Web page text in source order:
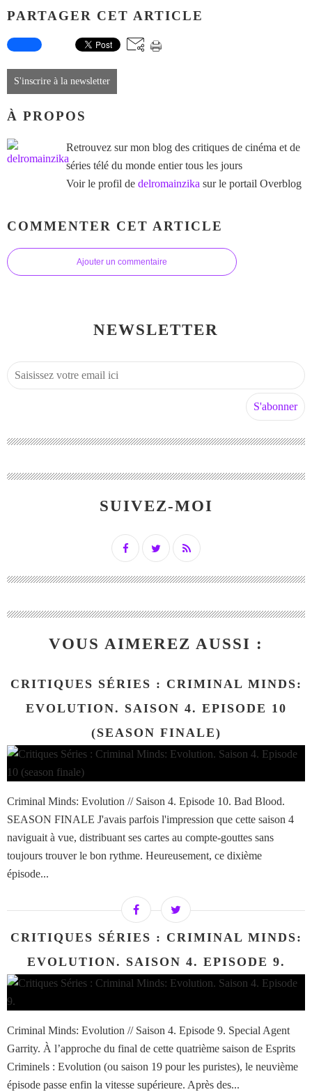
PARTAGER CET ARTICLE
S'inscrire à la newsletter
À PROPOS
Retrouvez sur mon blog des critiques de cinéma et de
séries télé du monde entier tous les jours
Voir le profil de delromainzika sur le portail Overblog
COMMENTER CET ARTICLE
Ajouter un commentaire
NEWSLETTER
SUIVEZ-MOI
VOUS AIMEREZ AUSSI :
CRITIQUES SÉRIES : CRIMINAL MINDS:
EVOLUTION. SAISON 4. EPISODE 10
(SEASON FINALE)
Criminal Minds: Evolution // Saison 4. Episode 10. Bad Blood.
SEASON FINALE J'avais parfois l'impression que cette saison 4
naviguait à vue, distribuant ses cartes au compte-gouttes sans
toujours trouver le bon rythme. Heureusement, ce dixième
épisode...
CRITIQUES SÉRIES : CRIMINAL MINDS:
EVOLUTION. SAISON 4. EPISODE 9.
Criminal Minds: Evolution // Saison 4. Episode 9. Special Agent
Garrity. À l’approche du final de cette quatrième saison de Esprits
Criminels : Evolution (ou saison 19 pour les puristes), le neuvième
épisode passe enfin la vitesse supérieure. Après des...